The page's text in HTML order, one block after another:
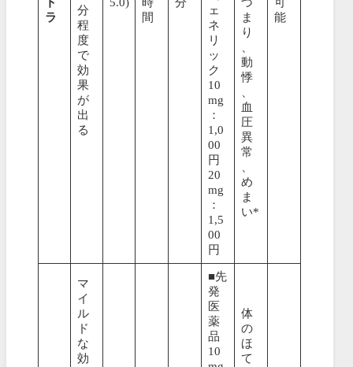
ラ
分
程
度
で
効
果
が
出
る
間
ェ
ネ
リ
ッ
ク
10
mg
：
1,0
00
円
20
mg
：
1,5
00
円
ま
り
動
悸
血
圧
異
常
め
ま
い*
能
マ
イ
ル
ド
な
効
■先
発
医
薬
品
10
体
の
ほ
て